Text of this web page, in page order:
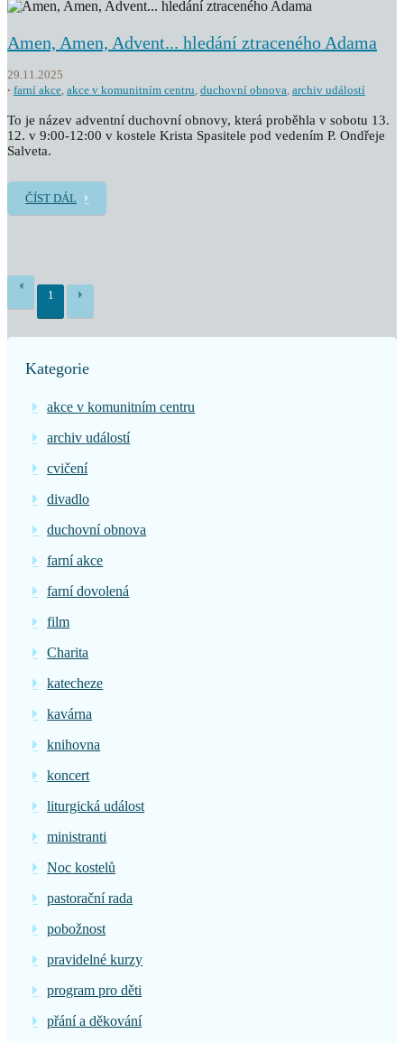
Amen, Amen, Advent... hledání ztraceného Adama
29.11.2025
farní akce, akce v komunitním centru, duchovní obnova, archiv událostí
To je název adventní duchovní obnovy, která proběhla v sobotu 13.
12. v 9:00-12:00 v kostele Krista Spasitele pod vedením P. Ondřeje
Salveta.
ČÍST DÁL
1
Kategorie
akce v komunitním centru
archiv událostí
cvičení
divadlo
duchovní obnova
farní akce
farní dovolená
film
Charita
katecheze
kavárna
knihovna
koncert
liturgická událost
ministranti
Noc kostelů
pastorační rada
pobožnost
pravidelné kurzy
program pro děti
přání a děkování